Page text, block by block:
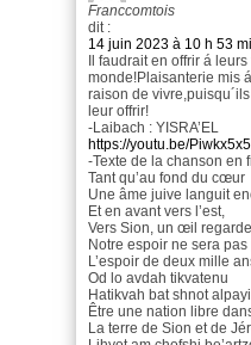
Franccomtois
dit :
14 juin 2023 à 10 h 53
Il faudrait en offrir á
monde!Plaisanterie mis
raison de
leur offrir!
-Laibach : YISRA’EL
https://youtu.be/
-Texte de la chanson en
Tant qu’au fond du cœur
Une âme juive languit
Et en avant vers l’est,
Vers Sion, un œil
Notre espoir ne sera pas
L’espoir de deux mille
Od lo avdah tikvatenu
Hatikvah bat shnot
Être une nation libre
La terre de Sion et de